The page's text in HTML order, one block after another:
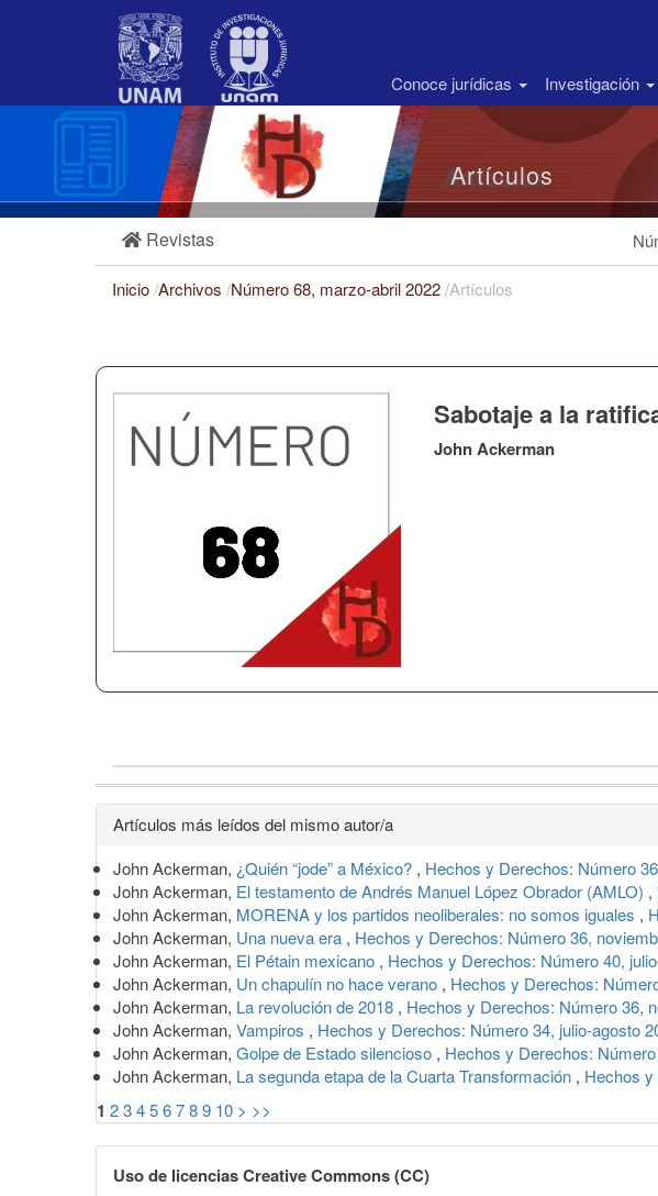
Barra
Conoce jurídicas Investigación
Artículos
Revistas
Inicio/Archivos /Número 68, marzo-abril 2022/Artículos
Sabotaje a la
John Ackerman
Detalles
del
artículo
Artículos más leídos del mismo autor/a
John Ackerman, ¿Quién “jode” a México? , Hechos y Derechos: Número
John Ackerman, El testamento de Andrés Manuel López Obrador (AMLO) ,
John Ackerman, MORENA y los partidos neoliberales: no somos iguales ,
John Ackerman, Una nueva era , Hechos y Derechos: Número 36,
John Ackerman, El Pétain mexicano , Hechos y Derechos: Número 40,
John Ackerman, Un chapulín no hace verano , Hechos y Derechos:
John Ackerman, La revolución de 2018 , Hechos y Derechos: Número 36,
John Ackerman, Vampiros , Hechos y Derechos: Número 34, julio-agosto
John Ackerman, Golpe de Estado silencioso , Hechos y Derechos:
John Ackerman, La segunda etapa de la Cuarta Transformación , Hechos
1 23456789 10 > >>
Uso de licencias Creative Commons (CC)